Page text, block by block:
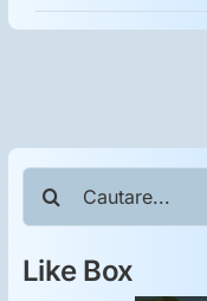
Oncologie
Antipsihiatrie
Psihoterapie
Cautare...
Like Box